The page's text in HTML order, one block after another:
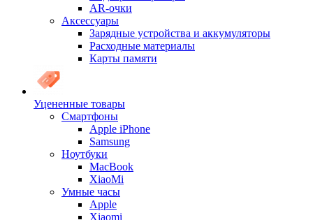
AR-очки
Аксессуары
Зарядные устройства и аккумуляторы
Расходные материалы
Карты памяти
Уцененные товары
Cмартфоны
Apple iPhone
Samsung
Ноутбуки
MacBook
XiaoMi
Умные часы
Apple
Xiaomi